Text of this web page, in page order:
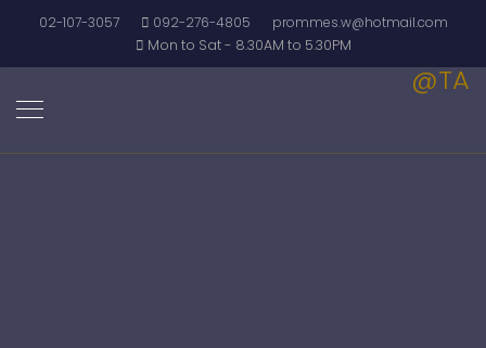
02-107-3057 092-276-4805
prommes.w@hotmail.com
Mon to Sat - 8.30AM to 5.30PM
@TA